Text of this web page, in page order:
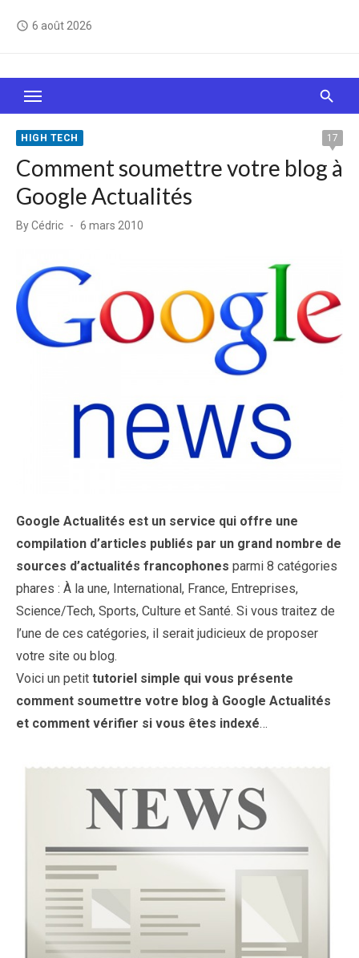
access_time 6 août 2026
Le Web, c'est comme une boîte de chocolats… On
sait jamais sur quoi on va tomber !
HIGH TECH 17
Comment soumettre votre blog à
Google Actualités
ByCédric
Posted
6 mars 2010
Google Actualités est un service qui offre une
compilation d’articles publiés par un grand nombre de
sources d’actualités francophones parmi 8 catégories
phares : À la une, International, France, Entreprises,
Science/Tech, Sports, Culture et Santé. Si vous traitez de
l’une de ces catégories, il serait judicieux de proposer
votre site ou blog.
Voici un petit tutoriel simple qui vous présente
comment soumettre votre blog à Google Actualités
et comment vérifier si vous êtes indexé…